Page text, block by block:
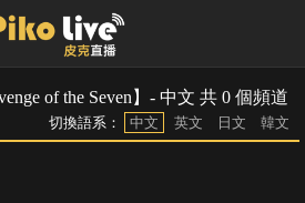
of the Seven】- 中文 共 0 個頻道
切換語系： 中文 英文 日文 韓文